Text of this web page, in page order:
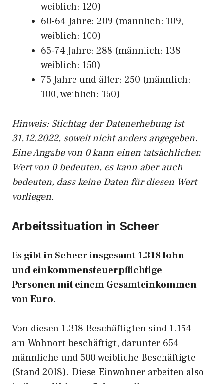
weiblich: 120)
60-64 Jahre: 209 (männlich: 109,
weiblich: 100)
65-74 Jahre: 288 (männlich: 138,
weiblich: 150)
75 Jahre und älter: 250 (männlich:
100, weiblich: 150)
Hinweis: Stichtag der Datenerhebung ist
31.12.2022, soweit nicht anders angegeben.
Eine Angabe von 0 kann einen tatsächlichen
Wert von 0 bedeuten, es kann aber auch
bedeuten, dass keine Daten für diesen Wert
vorliegen.
Arbeitssituation in Scheer
Es gibt in Scheer insgesamt 1.318 lohn-
und einkommensteuerpflichtige
Personen mit einem Gesamteinkommen
von Euro.
Von diesen 1.318 Beschäftigten sind 1.154
am Wohnort beschäftigt, darunter 654
männliche und 500 weibliche Beschäftigte
(Stand 2018). Diese Einwohner arbeiten also